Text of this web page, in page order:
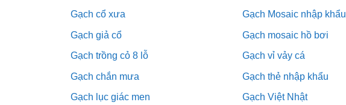
Gạch cổ xưa
Gạch giả cổ
Gạch trồng cỏ 8 lỗ
Gạch chắn mưa
Gạch lục giác men
Gạch Mosaic nhập khẩu
Gạch mosaic hồ bơi
Gạch vỉ vảy cá
Gạch thẻ nhập khẩu
Gạch Việt Nhật